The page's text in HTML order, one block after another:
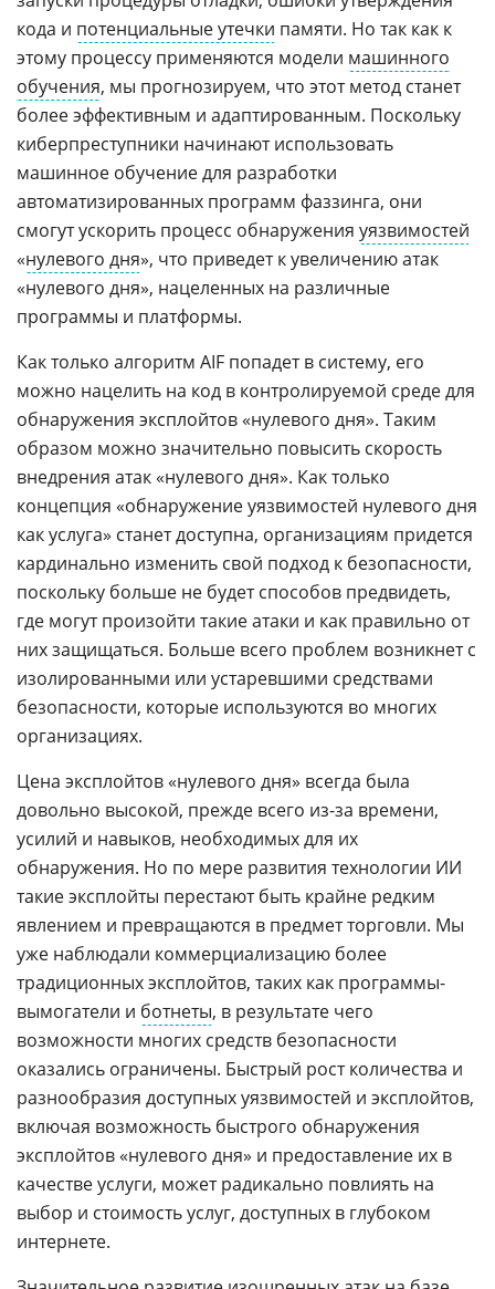
кода и потенциальные утечки памяти. Но так как к
этому процессу применяются модели машинного
обучения, мы прогнозируем, что этот метод станет
более эффективным и адаптированным. Поскольку
киберпреступники начинают использовать
машинное обучение для разработки
автоматизированных программ фаззинга, они
смогут ускорить процесс обнаружения уязвимостей
«нулевого дня», что приведет к увеличению атак
«нулевого дня», нацеленных на различные
программы и платформы.
Как только алгоритм AIF попадет в систему, его
можно нацелить на код в контролируемой среде для
обнаружения эксплойтов «нулевого дня». Таким
образом можно значительно повысить скорость
внедрения атак «нулевого дня». Как только
концепция «обнаружение уязвимостей нулевого дня
как услуга» станет доступна, организациям придется
кардинально изменить свой подход к безопасности,
поскольку больше не будет способов предвидеть,
где могут произойти такие атаки и как правильно от
них защищаться. Больше всего проблем возникнет с
изолированными или устаревшими средствами
безопасности, которые используются во многих
организациях.
Цена эксплойтов «нулевого дня» всегда была
довольно высокой, прежде всего из-за времени,
усилий и навыков, необходимых для их
обнаружения. Но по мере развития технологии ИИ
такие эксплойты перестают быть крайне редким
явлением и превращаются в предмет торговли. Мы
уже наблюдали коммерциализацию более
традиционных эксплойтов, таких как программы-
вымогатели и ботнеты, в результате чего
возможности многих средств безопасности
оказались ограничены. Быстрый рост количества и
разнообразия доступных уязвимостей и эксплойтов,
включая возможность быстрого обнаружения
эксплойтов «нулевого дня» и предоставление их в
качестве услуги, может радикально повлиять на
выбор и стоимость услуг, доступных в глубоком
интернете.